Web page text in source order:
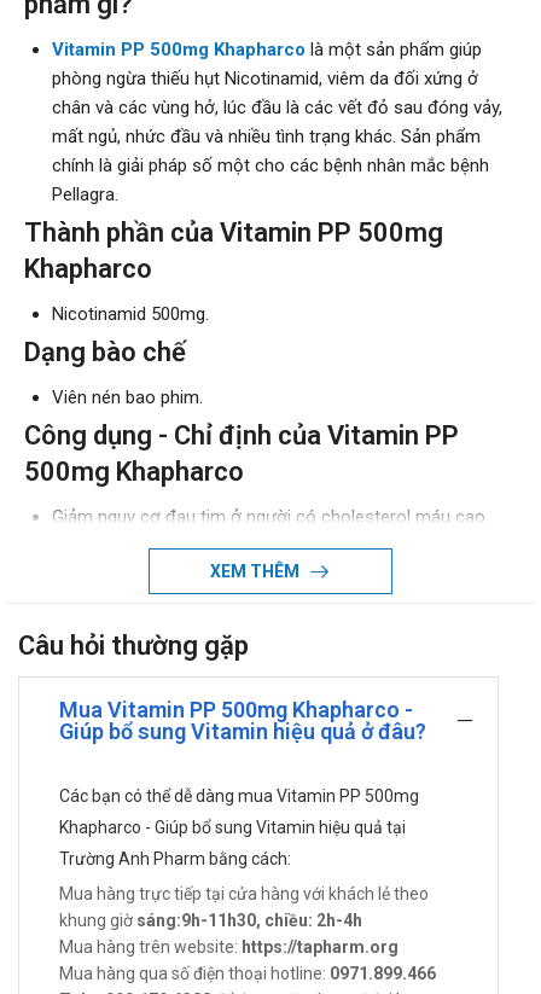
Vitamin PP 500mg Khapharco là một sản phẩm giúp
phòng ngừa thiếu hụt Nicotinamid, viêm da đối xứng ở
chân và các vùng hở, lúc đầu là các vết đỏ sau đóng vảy,
mất ngủ, nhức đầu và nhiều tình trạng khác. Sản phẩm
chính là giải pháp số một cho các bệnh nhân mắc bệnh
Pellagra.
Thành phần của Vitamin PP 500mg
Khapharco
Nicotinamid 500mg.
Dạng bào chế
Viên nén bao phim.
Công dụng - Chỉ định của Vitamin PP
500mg Khapharco
Giảm nguy cơ đau tim ở người có cholesterol máu cao.
Điều trị xơ vữa động mạch
Rối loại tiêu hóa hoặc rối loạn thần kinh
Hỗ trợ điều trị và phòng ngừa bệnh Pellagra
Giảm cholesterol và triglycerides trong máu.
Cách dùng - Liều dùng của Vitamin PP
Cách dùng: Dùng qua đường uống.
Người lớn: uống 1 viên/lần, ngày 1 – 3 lần, không quá 3
viên/ ngày..
Chống chỉ định của Vitamin PP 500mg
Khapharco
Dị ứng với hoạt chất Nicotinamide hoặc dị ứng với bất cứ
thành phần nào khác có trong công thức thuốc.
XEM THÊM
Câu hỏi thường gặp
Mua Vitamin PP 500mg Khapharco -
Giúp bổ sung Vitamin hiệu quả ở đâu?
Các bạn có thể dễ dàng mua Vitamin PP 500mg
Khapharco - Giúp bổ sung Vitamin hiệu quả tại
Trường Anh Pharm bằng cách:
Mua hàng trực tiếp tại cửa hàng với khách lẻ theo
khung giờsáng:9h-11h30, chiều: 2h-4h
Mua hàng trên website: https://tapharm.org
Mua hàng qua số điện thoại hotline: 0971.899.466